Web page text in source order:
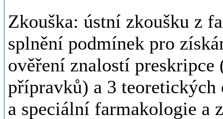
Zkouška: ústní zkoušku z
splnění podmínek pro
ověření znalostí
přípravků) a 3 teoretických
a speciální farmakologie a